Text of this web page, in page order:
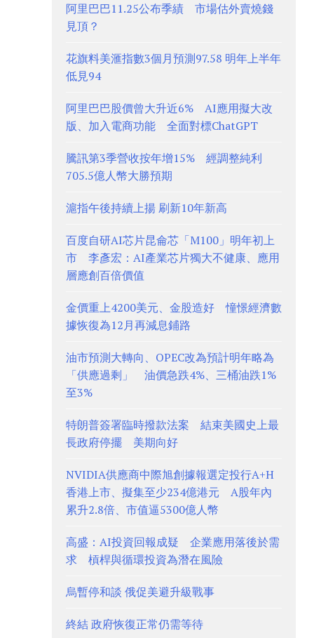
阿里巴巴11.25公布季績 市場估外賣燒錢
見頂？
花旗料美滙指數3個月預測97.58 明年上半年
低見94
阿里巴巴股價曾大升近6% AI應用擬大改
版、加入電商功能 全面對標ChatGPT
騰訊第3季營收按年增15% 經調整純利
705.5億人幣大勝預期
滬指午後持續上揚 刷新10年新高
百度自研AI芯片昆侖芯「M100」明年初上
市 李彥宏：AI產業芯片獨大不健康、應用
層應創百倍價值
金價重上4200美元、金股造好 憧憬經濟數
據恢復為12月再減息鋪路
油市預測大轉向、OPEC改為預計明年略為
「供應過剩」 油價急跌4%、三桶油跌1%
至3%
特朗普簽署臨時撥款法案 結束美國史上最
長政府停擺 美期向好
NVIDIA供應商中際旭創據報選定投行A+H
香港上市、擬集至少234億港元 A股年內
累升2.8倍、市值逼5300億人幣
高盛：AI投資回報成疑 企業應用落後於需
求 槓桿與循環投資為潛在風險
烏暫停和談 俄促美避升級戰事
終結 政府恢復正常仍需等待